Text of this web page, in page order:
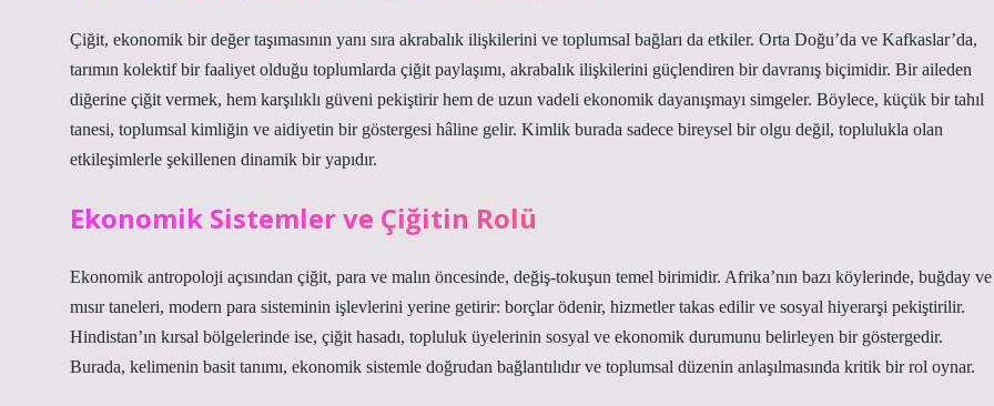
Çiğit, ekonomik bir değer taşımasının yanı sıra akrabalık ilişkilerini ve toplumsal bağları da etkiler. Orta Doğu’da ve Kafkaslar’da,
tarımın kolektif bir faaliyet olduğu toplumlarda çiğit paylaşımı, akrabalık ilişkilerini güçlendiren bir davranış biçimidir. Bir aileden
diğerine çiğit vermek, hem karşılıklı güveni pekiştirir hem de uzun vadeli ekonomik dayanışmayı simgeler. Böylece, küçük bir tahıl
tanesi, toplumsal kimliğin ve aidiyetin bir göstergesi hâline gelir. Kimlik burada sadece bireysel bir olgu değil, toplulukla olan
etkileşimlerle şekillenen dinamik bir yapıdır.
Ekonomik Sistemler ve Çiğitin Rolü
Ekonomik antropoloji açısından çiğit, para ve malın öncesinde, değiş-tokuşun temel birimidir. Afrika’nın bazı köylerinde, buğday ve
mısır taneleri, modern para sisteminin işlevlerini yerine getirir: borçlar ödenir, hizmetler takas edilir ve sosyal hiyerarşi pekiştirilir.
Hindistan’ın kırsal bölgelerinde ise, çiğit hasadı, topluluk üyelerinin sosyal ve ekonomik durumunu belirleyen bir göstergedir.
Burada, kelimenin basit tanımı, ekonomik sistemle doğrudan bağlantılıdır ve toplumsal düzenin anlaşılmasında kritik bir rol oynar.